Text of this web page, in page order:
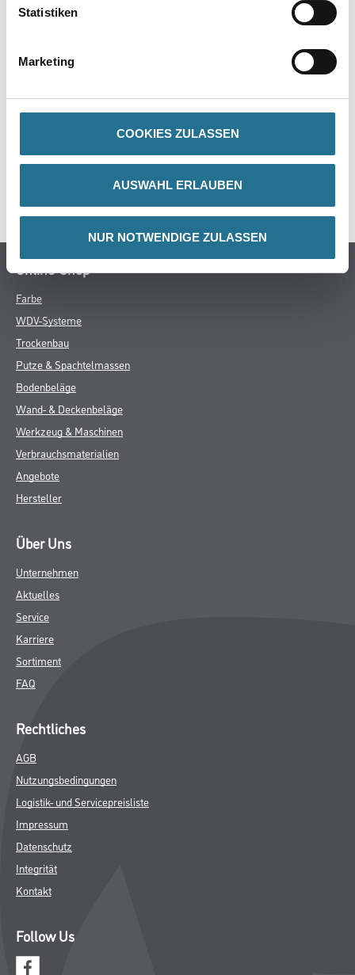
Statistiken
Marketing
COOKIES ZULASSEN
AUSWAHL ERLAUBEN
NUR NOTWENDIGE ZULASSEN
GEFAHRENHINWEISE
Online-Shop
Farbe
WDV-Systeme
Trockenbau
Putze & Spachtelmassen
Bodenbeläge
Wand- & Deckenbeläge
Werkzeug & Maschinen
Verbrauchsmaterialien
Angebote
Hersteller
Über Uns
Unternehmen
Aktuelles
Service
Karriere
Sortiment
FAQ
Rechtliches
AGB
Nutzungsbedingungen
Logistik- und Servicepreisliste
Impressum
Datenschutz
Integrität
Kontakt
Follow Us